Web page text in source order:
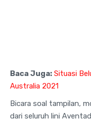
Baca Juga: Situasi
Australia 2021
Bicara soal tampilan,
dari seluruh lini